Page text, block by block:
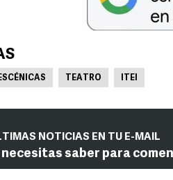
TEATRO ITEI
NOTICIAS EN TU E-MAIL
necesitas saber para